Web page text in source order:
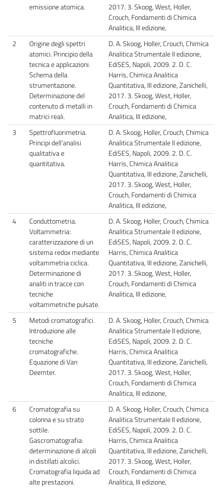
emissione atomica.
2017. 3. Skoog, West, Holler,
Crouch, Fondamenti di Chimica
Analitica, III edizione,
2
Origine degli spettri
atomici. Principio della
tecnica e applicazioni.
Schema della
strumentazione.
Determinazione del
contenuto di metalli in
matrici reali.
D. A. Skoog, Holler, Crouch, Chimica
Analitica Strumentale II edizione,
EdiSES, Napoli, 2009. 2. D. C.
Harris, Chimica Analitica
Quantitativa, III edizione, Zanichelli,
2017. 3. Skoog, West, Holler,
Crouch, Fondamenti di Chimica
Analitica, III edizione,
3
Spettrofluorimetria.
Principi dell'analisi
qualitativa e
quantitativa.
D. A. Skoog, Holler, Crouch, Chimica
Analitica Strumentale II edizione,
EdiSES, Napoli, 2009. 2. D. C.
Harris, Chimica Analitica
Quantitativa, III edizione, Zanichelli,
2017. 3. Skoog, West, Holler,
Crouch, Fondamenti di Chimica
Analitica, III edizione,
4
Conduttometria.
Voltammetria:
caratterizzazione di un
sistema redox mediante
voltammetria ciclica.
Determinazione di
analiti in tracce con
tecniche
voltammetriche pulsate.
D. A. Skoog, Holler, Crouch, Chimica
Analitica Strumentale II edizione,
EdiSES, Napoli, 2009. 2. D. C.
Harris, Chimica Analitica
Quantitativa, III edizione, Zanichelli,
2017. 3. Skoog, West, Holler,
Crouch, Fondamenti di Chimica
Analitica, III edizione,
5
Metodi cromatografici.
Introduzione alle
tecniche
cromatografiche.
Equazione di Van
Deemter.
D. A. Skoog, Holler, Crouch, Chimica
Analitica Strumentale II edizione,
EdiSES, Napoli, 2009. 2. D. C.
Harris, Chimica Analitica
Quantitativa, III edizione, Zanichelli,
2017. 3. Skoog, West, Holler,
Crouch, Fondamenti di Chimica
Analitica, III edizione,
6
Cromatografia su
colonna e su strato
sottile.
Gascromatografia:
determinazione di alcoli
in distillati alcolici.
Cromatografia liquida ad
alte prestazioni.
D. A. Skoog, Holler, Crouch, Chimica
Analitica Strumentale II edizione,
EdiSES, Napoli, 2009. 2. D. C.
Harris, Chimica Analitica
Quantitativa, III edizione, Zanichelli,
2017. 3. Skoog, West, Holler,
Crouch, Fondamenti di Chimica
Analitica, III edizione,